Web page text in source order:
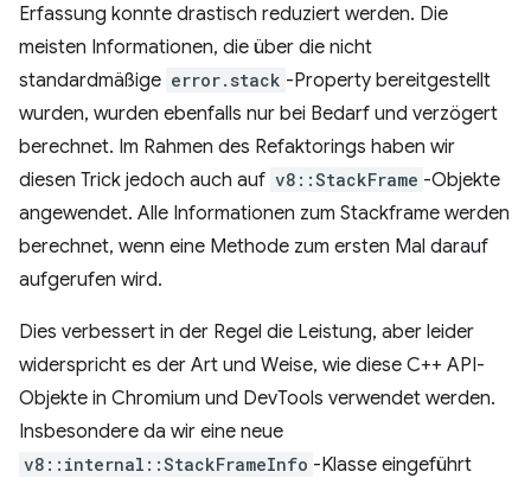
Erfassung konnte drastisch reduziert werden. Die
meisten Informationen, die über die nicht
standardmäßige error.stack -Property bereitgestellt
wurden, wurden ebenfalls nur bei Bedarf und verzögert
berechnet. Im Rahmen des Refaktorings haben wir
diesen Trick jedoch auch auf v8::StackFrame -Objekte
angewendet. Alle Informationen zum Stackframe werden
berechnet, wenn eine Methode zum ersten Mal darauf
aufgerufen wird.
Dies verbessert in der Regel die Leistung, aber leider
widerspricht es der Art und Weise, wie diese C++ API-
Objekte in Chromium und DevTools verwendet werden.
Insbesondere da wir eine neue
v8::internal::StackFrameInfo -Klasse eingeführt